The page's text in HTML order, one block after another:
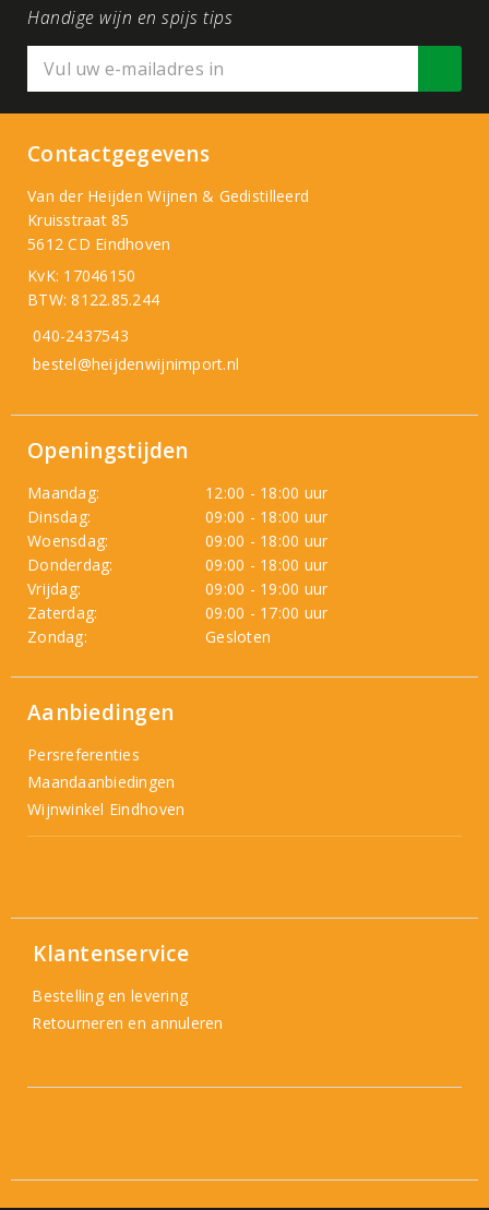
Handige wijn en spijs tips
Contactgegevens
Van der Heijden Wijnen & Gedistilleerd
Kruisstraat 85
5612 CD Eindhoven
KvK: 17046150
BTW: 8122.85.244
040-2437543
bestel@heijdenwijnimport.nl
Openingstijden
Maandag:
12:00 - 18:00 uur
Dinsdag:
09:00 - 18:00 uur
Woensdag:
09:00 - 18:00 uur
Donderdag:
09:00 - 18:00 uur
Vrijdag:
09:00 - 19:00 uur
Zaterdag:
09:00 - 17:00 uur
Zondag:
Gesloten
Aanbiedingen
Persreferenties
Maandaanbiedingen
Wijnwinkel Eindhoven
Klantenservice
Bestelling en levering
Retourneren en annuleren